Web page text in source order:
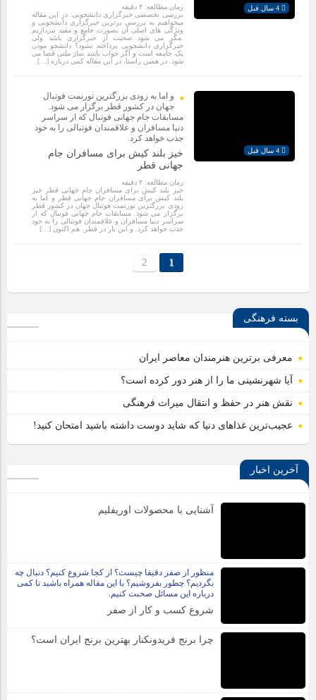
زمان مطالعه:۴ دقیقه
بررسی تخصصی خبرگزاری دانشجویی: در این مقاله
میخواهیم به بررسی برترین خبرگزاری دانشجویی و
ویژگی های اصلی آن بصورت جامع و مفید بپردازیم
.مگر می شود صحبت از خبرگزاری باشد ولی
خبرگزاری دانشجویی پرداخته نشود؟ دانشجو موذن
یک جامعه است و اگر خواب باشد نماز ملتی قضا می
شود. در همین راستا، در این مقاله کمی درباره […]
و اما به زودی بزرگترین تورنمت فوتبال
جهان در کشور قطر برگزار می شود.
مسابقات جام جهانی فوتبال که از سراسر
دنیا مسافران و علاقمندان فوتبالی را به خود
جذب خواهد کرد.
خیز بلند کیش برای مسافران جام
جهانی قطر
زمان مطالعه:۲ دقیقه
خیز بلند کیش برای مسافران جام جهانی قطر خیز
بلند کیش برای مسافران جام جهانی قطر و اما به
زودی بزرگترین تورنمت فوتبال جهان در کشور قطر
برگزار می شود. مسابقات جام جهانی فوتبال که از
سراسر دنیا مسافران و علاقمندان فوتبالی را به خود
جذب خواهد کرد. و این بار در قطر. هم اکنون […]
1
2
بسته فرهنگی
معرفی برترین هنرمندان معاصر ایران
آیا شهرنشینی ما را از هنر دور کرده است؟
نقش هنر در حفظ و انتقال میراث فرهنگی
عجیب‌ترین غذاهای دنیا که شاید دوست داشته باشید امتحان کنید!
آخرین اخبار
آشنایی با محصولات اوریفلیم
منظور از صفر دقیقا چیست؟ از کجا شروع کنیم؟ دنبال چه
بگردیم؟ چطور بفروشیم؟ با این مقاله همراه باشید تا کمی
درباره این مسائل صحبت کنیم.
شروع کسب و کار از صفر
چرا برنج فریدونکنار بهترین برنج ایران است؟